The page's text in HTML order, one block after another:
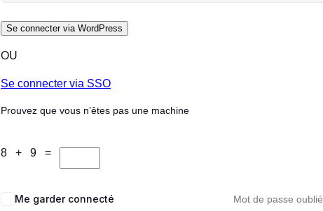
OU
Se connecter via SSO
Prouvez que vous n’êtes pas une machine
8 + 9 =
Me garder connecté Mot de passe